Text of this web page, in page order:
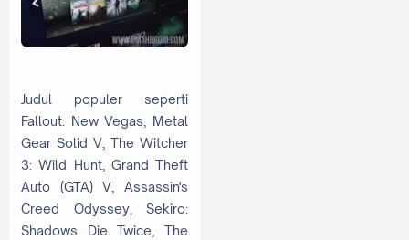
Judul populer seperti
Fallout: New Vegas, Metal
Gear Solid V, The Witcher
3: Wild Hunt, Grand Theft
Auto (GTA) V, Assassin's
Creed Odyssey, Sekiro:
Shadows Die Twice, The